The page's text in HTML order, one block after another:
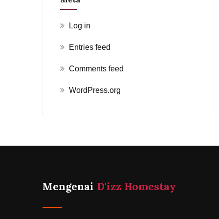
Log in
Entries feed
Comments feed
WordPress.org
Mengenai D'izz Homestay